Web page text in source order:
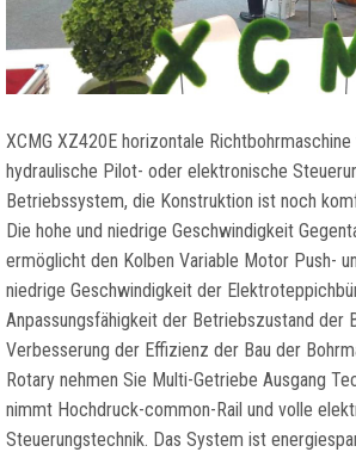
XCMG XZ420E horizontale
hydraulische Pilot- oder elektronische
Betriebssystem, die Konstruktion ist noch
Die hohe und niedrige Geschwindigkeit
ermöglicht den Kolben Variable Motor Push-
niedrige Geschwindigkeit der
Anpassungsfähigkeit der Betriebszustand der
Verbesserung der Effizienz der Bau der
Rotary nehmen Sie Multi-Getriebe Ausgang
nimmt Hochdruck-common-Rail und volle
Steuerungstechnik. Das System ist